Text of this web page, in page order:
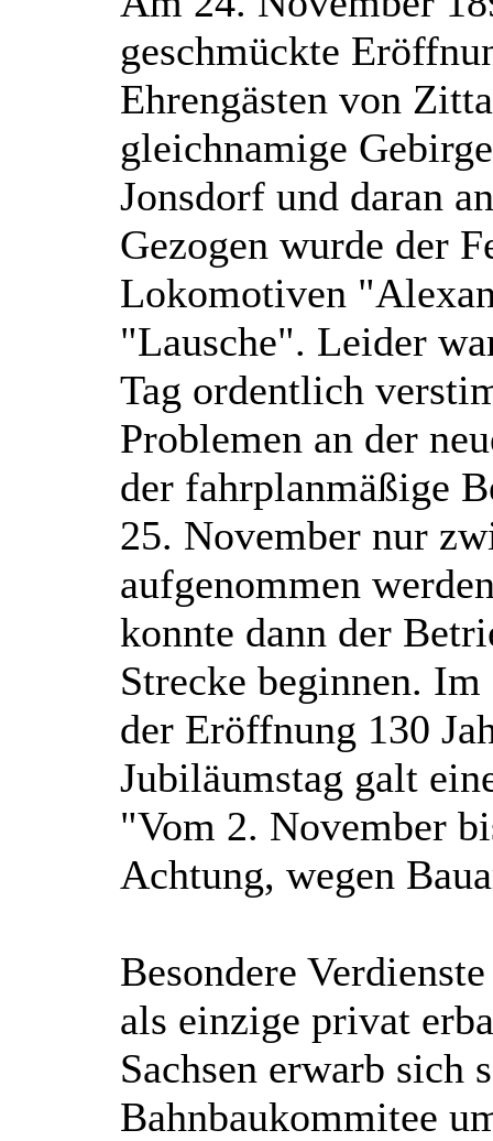
geschmückte
Ehrengästen von
gleichnamige
Jonsdorf und daran
Gezogen wurde der
Lokomotiven
"Lausche". Leider
Tag ordentlich
Problemen an der
der fahrplanmäßige
25. November nur
aufgenommen
konnte dann der
Strecke beginnen.
der Eröffnung 130
Jubiläumstag galt
"Vom 2. November
Achtung, wegen
Besondere
als einzige privat
Sachsen erwarb sich
Bahnbaukommitee